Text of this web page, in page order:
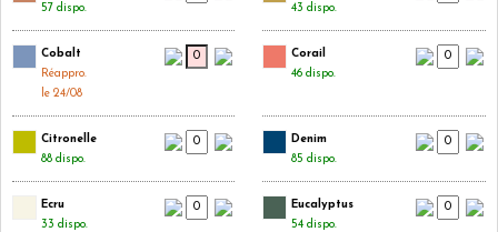
57 dispo.
43 dispo.
Cobalt
Réappro.
le 24/08
Corail
46 dispo.
Citronelle
88 dispo.
Denim
85 dispo.
Ecru
33 dispo.
Eucalyptus
54 dispo.